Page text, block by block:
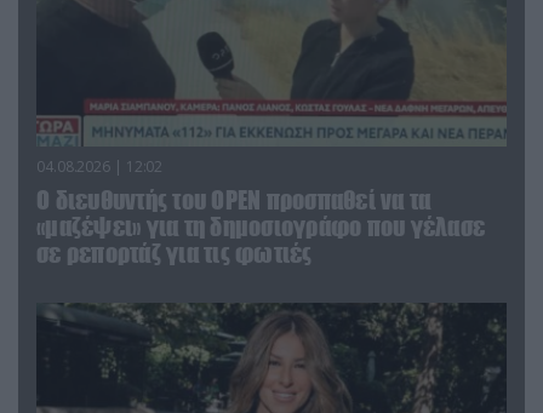
04.08.2026 | 12:02
O διευθυντής του OPEN προσπαθεί να τα
«μαζέψει» για τη δημοσιογράφο που γέλασε
σε ρεπορτάζ για τις φωτιές